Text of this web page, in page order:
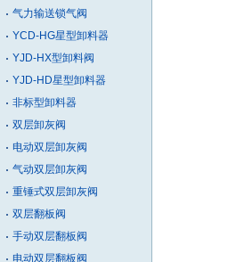
气力输送锁气阀
YCD-HG星型卸料器
YJD-HX型卸料阀
YJD-HD星型卸料器
非标型卸料器
双层卸灰阀
电动双层卸灰阀
气动双层卸灰阀
重锤式双层卸灰阀
双层翻板阀
手动双层翻板阀
电动双层翻板阀